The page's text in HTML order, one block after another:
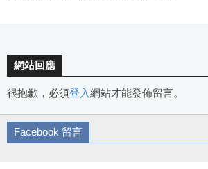
網站回應
很抱歉，必須登入網站才能發佈留言。
Facebook 留言